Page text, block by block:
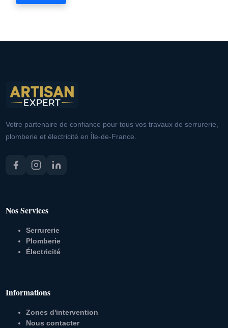
Votre partenaire de confiance pour tous vos travaux de serrurerie,
plomberie et électricité en Île-de-France.
Nos Services
Serrurerie
Plomberie
Électricité
Informations
Zones d'intervention
Nous contacter